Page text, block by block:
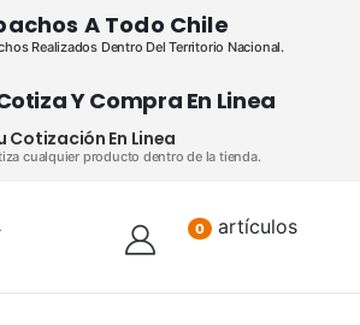
A Todo Chile
Realizados Dentro Del Territorio Nacional.
Y Compra En Linea
Cotización En Linea
cualquier producto dentro de la tienda.
0 artículos